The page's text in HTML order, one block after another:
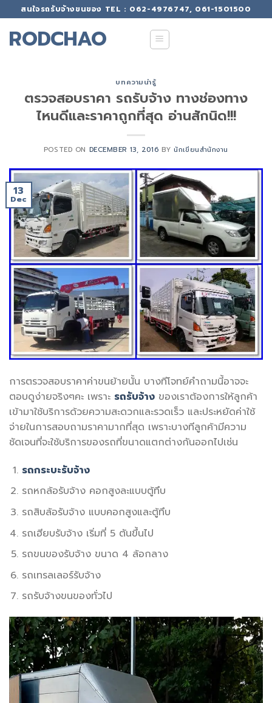
to
content
สนใจรถรับจ้างขนของ TEL : 062-4976747, 061-1501500
RODCHAO
บทความน่ารู้
ตรวจสอบราคา รถรับจ้าง ทางช่องทาง
ไหนดีและราคาถูกที่สุด อ่านสักนิด!!!
POSTED ON DECEMBER 13, 2016 BYนักเขียนสำนักงาน
13
Dec
การตรวจสอบราคาค่าขนย้ายนั้น บางทีโจทย์คำถามนี้อาจจะ
ตอบดูง่ายจริงๆคะ เพราะ รถรับจ้าง ของเราต้องการให้ลูกค้า
เข้ามาใช้บริการด้วยความสะดวกและรวดเร็ว และประหยัดค่าใช้
จ่ายในการสอบถามราคามากที่สุด เพราะบางทีลูกค้ามีความ
ชัดเจนที่จะใช้บริการของรถที่ขนาดแตกต่างกันออกไปเช่น
รถกระบะรับจ้าง
รถหกล้อรับจ้าง คอกสูงละแบบตู้ทึบ
รถสิบล้อรับจ้าง แบบคอกสูงและตู้ทึบ
รถเฮียบรับจ้าง เริ่มที่ 5 ตันขึ้นไป
รถขนของรับจ้าง ขนาด 4 ล้อกลาง
รถเทรลเลอร์รับจ้าง
รถรับจ้างขนของทั่วไป